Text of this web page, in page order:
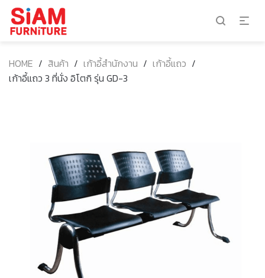
HOME / สินค้า / เก้าอี้สำนักงาน / เก้าอี้แถว /
เก้าอี้แถว 3 ที่นั่ง อิโตกิ รุ่น GD-3